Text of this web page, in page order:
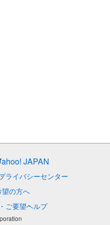
JAPAN
ライバシーセンター
の方へ
ご要望ヘルプ